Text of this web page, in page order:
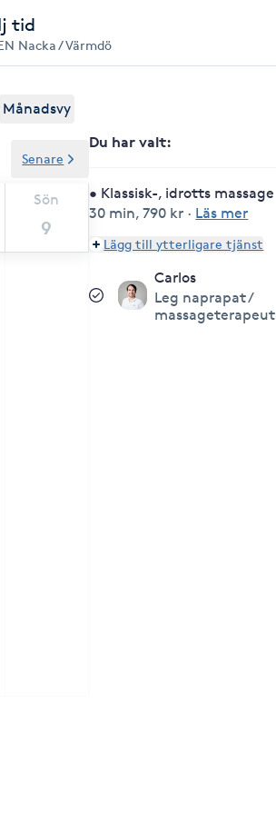
tid
Nacka / Värmdö
Månadsvy
Sön
9
Senare
Du har valt:
• Klassisk-, idrotts massage
30 min,790 kr · Läs mer
Lägg till ytterligare tjänst
Carlos
Leg naprapat /
massageterapeut